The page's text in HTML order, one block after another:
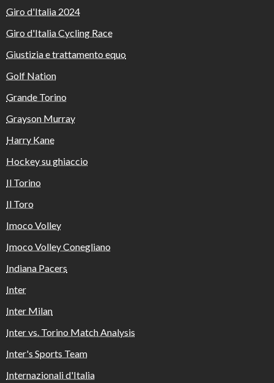
Giro d'Italia 2024
Giro d'Italia Cycling Race
Giustizia e trattamento equo
Golf Nation
Grande Torino
Grayson Murray
Harry Kane
Hockey su ghiaccio
Il Torino
Il Toro
Imoco Volley
Imoco Volley Conegliano
Indiana Pacers
Inter
Inter Milan
Inter vs. Torino Match Analysis
Inter's Sports Team
Internazionali d'Italia